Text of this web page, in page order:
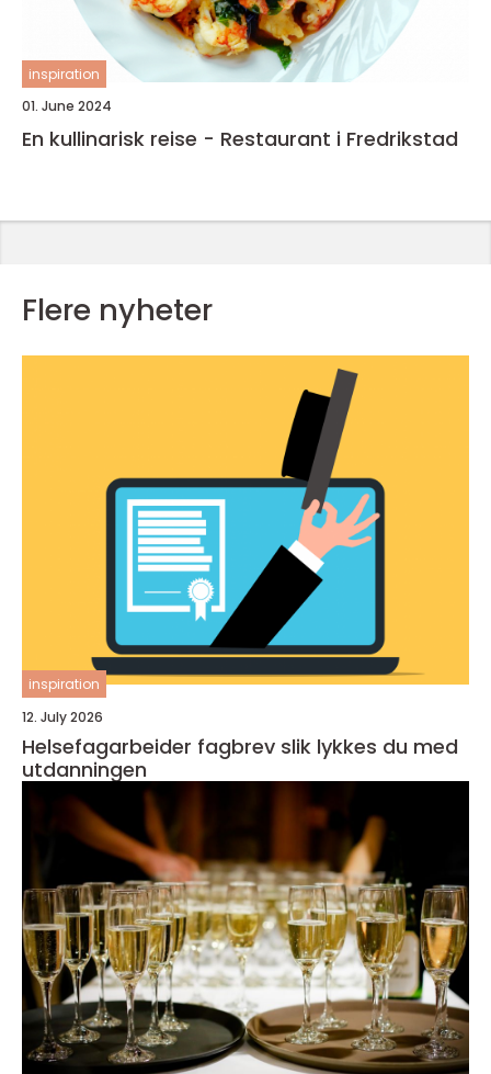
inspiration
01. June 2024
En kullinarisk reise - Restaurant i Fredrikstad
Flere nyheter
inspiration
12. July 2026
Helsefagarbeider fagbrev slik lykkes du med
utdanningen